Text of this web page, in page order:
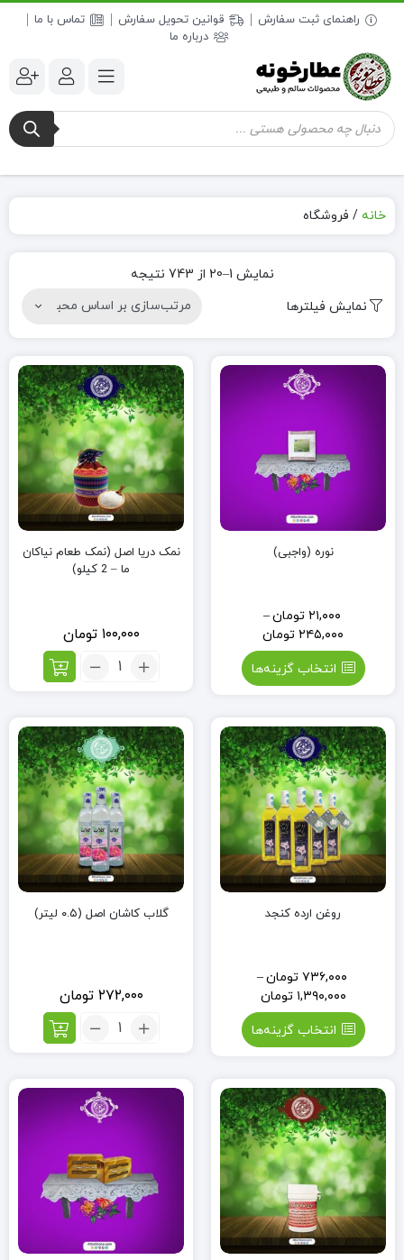
راهنمای ثبت سفارش قوانین تحویل سفارش
تماس با ما
درباره ما
جستجوی
محصولات
خانه / فروشگاه
نمایش 1–20 از 743 نتیجه
نمایش فیلترها
نوره (واجبی)
۲۱,۰۰۰ تومان–
۲۴۵,۰۰۰ تومان
انتخاب گزینه‌ها
نمک دریا اصل (نمک طعام نیاکان
ما – 2 کیلو)
۱۰۰,۰۰۰ تومان
تعداد:
(نمک
طعام
نیاکان
ما
-
2
کیلو)
روغن ارده کنجد
۷۳۶,۰۰۰ تومان–
۱,۳۹۰,۰۰۰ تومان
انتخاب گزینه‌ها
گلاب کاشان اصل (۰.۵ لیتر)
۲۷۲,۰۰۰ تومان
تعداد:
(۰.۵
لیتر)